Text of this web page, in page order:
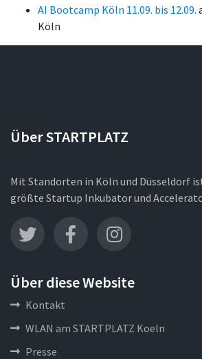
AI Bootcamp Köln 11.09. bis 12.09.
Köln
Über STARTPLATZ
Mit Standorten in Köln und Düsseldorf
größte Startup Inkubator und
Über diese Website
Kontakt
WLAN am STARTPLATZ Koeln
Presse